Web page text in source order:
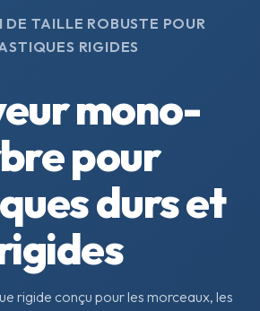
DE TAILLE ROBUSTE POUR
RIGIDES
mono-
pour
durs et
rigide conçu pour les morceaux, les